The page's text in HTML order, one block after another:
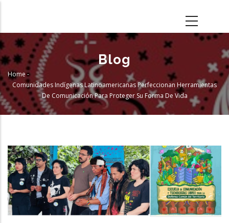
main
content
Blog
Breadcrumb
Home -
Comunidades Indígenas Latinoamericanas Perfeccionan Herramientas
De Comunicación Para Proteger Su Forma De Vida